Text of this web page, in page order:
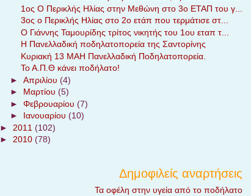
1ος Ο Περικλής Ηλίας στην Μεθώνη στο 3ο ΕΤΑΠ του γ...
3ος ο Περικλής Ηλίας στο 2ο ετάπ που τερμάτισε στ...
Ο Γιάννης Ταμουρίδης τρίτος νικητής του 1ου εταπ τ...
Η Πανελλαδική ποδηλατοπορεία της Σαντορίνης
Κυριακή 13 ΜΑΗ Πανελλαδική Ποδηλατοπορεία.
Το Α.Π.Θ κάνει ποδήλατο!
► Απριλίου (4)
► Μαρτίου (5)
► Φεβρουαρίου (7)
► Ιανουαρίου (10)
► 2011(102)
► 2010(78)
Δημοφιλείς αναρτήσεις
Τα οφέλη στην υγεία από το ποδήλατο